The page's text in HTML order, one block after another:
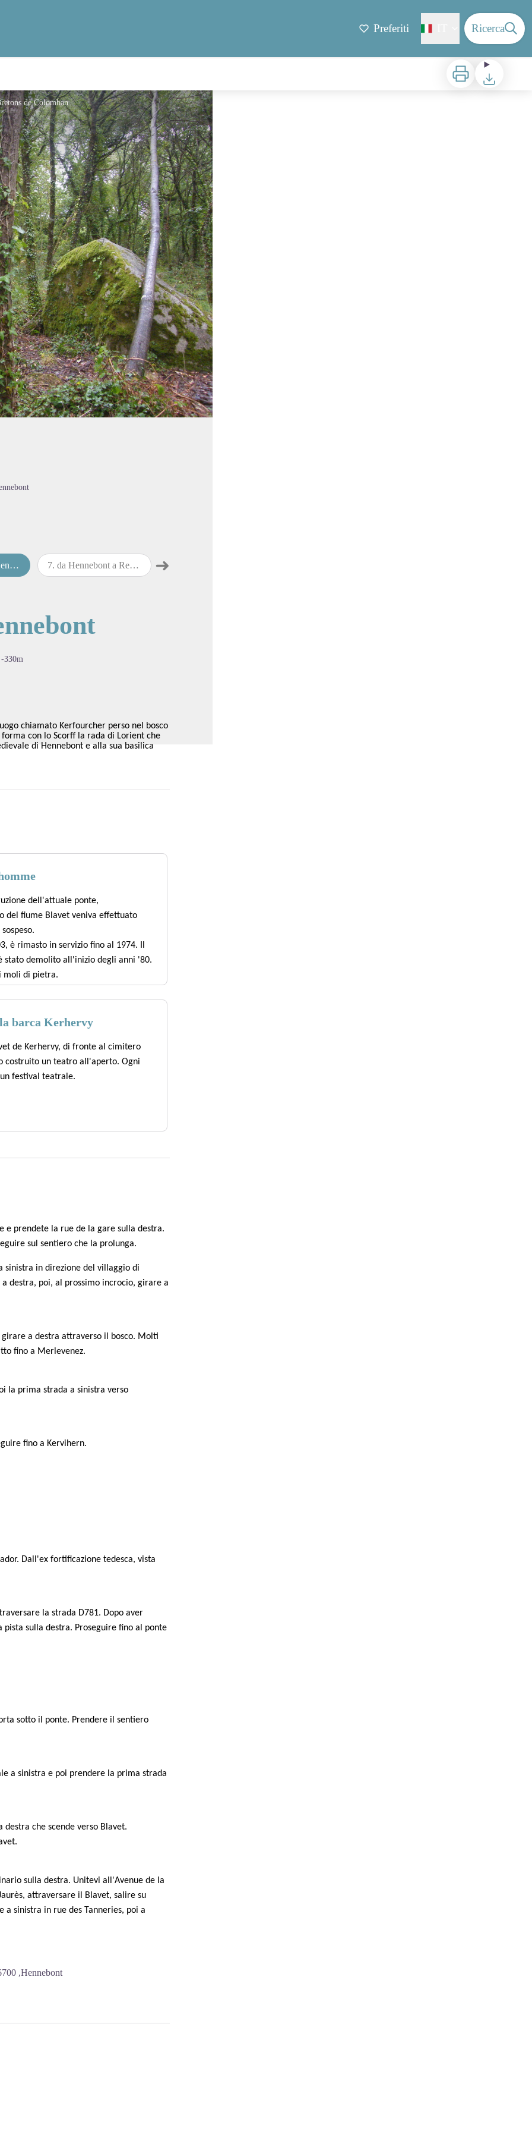
Preferiti Ricerca
Stampa Scaricare
de Colomban
7.da Hennebont a Redené ➜Passo successivo
-330m
chiamato Kerfourcher perso nel bosco
con lo Scorff la rada di Lorient che
di Hennebont e alla sua basilica
dell'attuale ponte,
del fiume Blavet veniva effettuato
è rimasto in servizio fino al 1974. Il
stato demolito all'inizio degli anni '80.
moli di pietra.
in cima alle pile: una donna
bretone sull'altra. Sono stati sostituiti
barca Kerhervy
de Kerhervy, di fronte al cimitero
costruito un teatro all'aperto. Ogni
festival teatrale.
e prendete la rue de la gare sulla destra.
sul sentiero che la prolunga.
sinistra in direzione del villaggio di
destra, poi, al prossimo incrocio, girare a
a destra attraverso il bosco. Molti
fino a Merlevenez.
la prima strada a sinistra verso
fino a Kervihern.
Dall'ex fortificazione tedesca, vista
la strada D781. Dopo aver
sulla destra. Proseguire fino al ponte
sotto il ponte. Prendere il sentiero
a sinistra e poi prendere la prima strada
che scende verso Blavet.
sulla destra. Unitevi all'Avenue de la
attraversare il Blavet, salire su
a sinistra in rue des Tanneries, poi a
,Hennebont